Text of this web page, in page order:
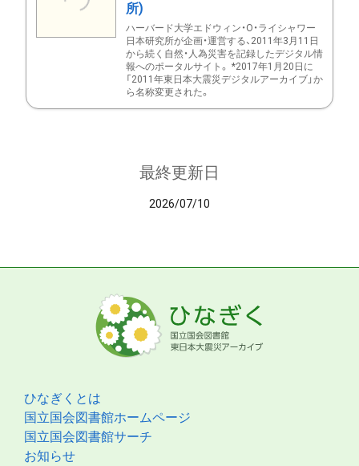
所)
ハーバード大学エドウィン・O・ライシャワー
日本研究所が企画・運営する、2011年3月11日
から続く自然・人為災害を記録したデジタル情
報へのポータルサイト。 *2017年1月20日に
「2011年東日本大震災デジタルアーカイブ」か
ら名称変更された。
最終更新日
2026/07/10
ひなぎくとは
国立国会図書館ホームページ
国立国会図書館サーチ
お知らせ